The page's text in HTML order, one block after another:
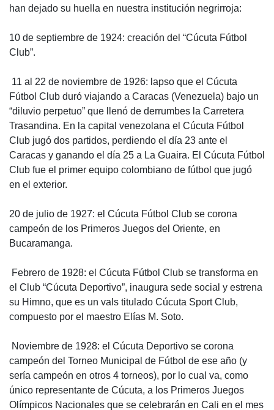
han dejado su huella en nuestra institución negrirroja:
10 de septiembre de 1924: creación del “Cúcuta Fútbol
Club”.
 11 al 22 de noviembre de 1926: lapso que el Cúcuta
Fútbol Club duró viajando a Caracas (Venezuela) bajo un
“diluvio perpetuo” que llenó de derrumbes la Carretera
Trasandina. En la capital venezolana el Cúcuta Fútbol
Club jugó dos partidos, perdiendo el día 23 ante el
Caracas y ganando el día 25 a La Guaira. El Cúcuta Fútbol
Club fue el primer equipo colombiano de fútbol que jugó
en el exterior.
20 de julio de 1927: el Cúcuta Fútbol Club se corona
campeón de los Primeros Juegos del Oriente, en
Bucaramanga.
 Febrero de 1928: el Cúcuta Fútbol Club se transforma en
el Club “Cúcuta Deportivo”, inaugura sede social y estrena
su Himno, que es un vals titulado Cúcuta Sport Club,
compuesto por el maestro Elías M. Soto.
 Noviembre de 1928: el Cúcuta Deportivo se corona
campeón del Torneo Municipal de Fútbol de ese año (y
sería campeón en otros 4 torneos), por lo cual va, como
único representante de Cúcuta, a los Primeros Juegos
Olímpicos Nacionales que se celebrarán en Cali en el mes